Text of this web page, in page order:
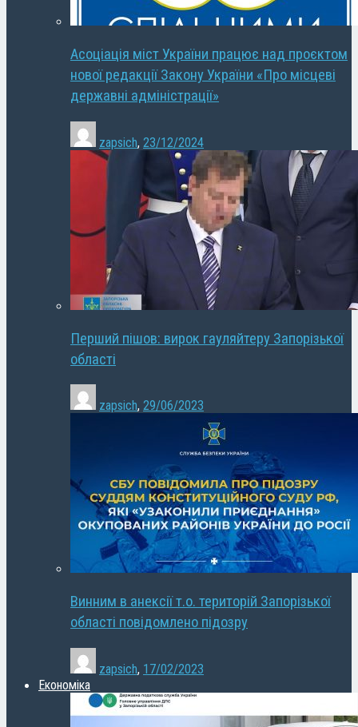
Асоціація міст України працює над проєктом
нової редакції Закону України «Про місцеві
державні адміністрації»
zapsich, 23/12/2024
Перший пішов: вирок гауляйтеру Запорізької
області
zapsich, 29/06/2023
Винним в анексії т.о. територій Запорізької
області повідомлено підозру
zapsich, 17/02/2023
Економіка